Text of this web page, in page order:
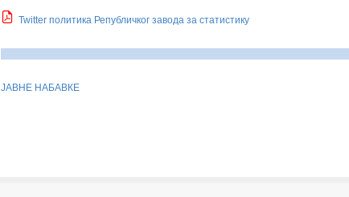
Twitter политика Републичког завода за статистику
ЈАВНЕ НАБАВКЕ